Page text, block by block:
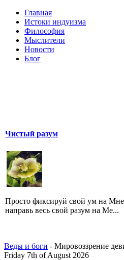
Главная
Истоки индуизма
Философия
Мыслители
Новости
Блог
Чистый разум
Просто фиксируй свой ум на
направь весь свой разум на Ме...
Веды и боги - Мировоззрение
Friday 7th of August 2026